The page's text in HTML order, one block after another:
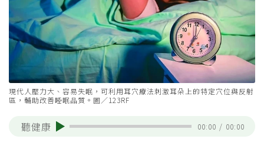
現代人壓力大、容易失眠，可利用耳穴療法刺激耳朵上的特定穴位與反射
區，輔助改善睡眠品質。圖／123RF
聽健康 00:00 / 00:00